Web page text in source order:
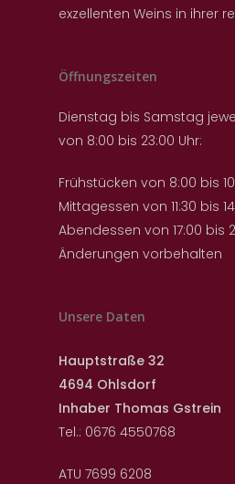
exzellenten Weins in ihrer
Öffnungszeiten
Dienstag bis Samstag
von 8:00 bis 23:00 Uhr:
Frühstücken von 8:00 bis
Mittagessen von 11:30 bis
Abendessen von 17:00 bis
Änderungen vorbehalten
Unsere Daten
Hauptstraße 32
4694 Ohlsdorf
Inhaber Thomas Gstrein
Tel.: 0676 4550768
ATU 7699 6208